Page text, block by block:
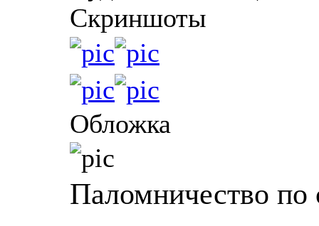
Скриншоты
Обложка
Паломничество по